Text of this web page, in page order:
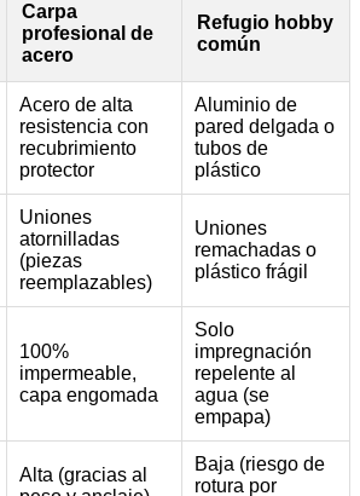
Carpa
profesional de
acero
Refugio hobby
común
Acero de alta
resistencia con
recubrimiento
protector
Aluminio de
pared delgada o
tubos de
plástico
Uniones
atornilladas
(piezas
reemplazables)
Uniones
remachadas o
plástico frágil
100%
impermeable,
capa engomada
Solo
impregnación
repelente al
agua (se
empapa)
Alta (gracias al
Baja (riesgo de
rotura por